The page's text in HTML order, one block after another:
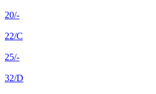
20/-
22/C
25/-
32/D